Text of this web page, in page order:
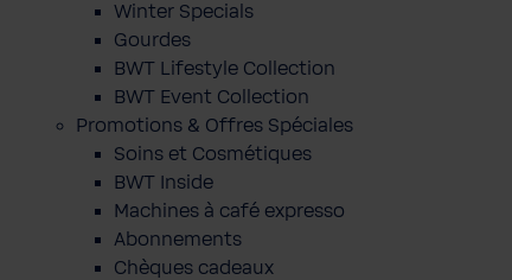
Winter Specials
Gourdes
BWT Lifestyle Collection
BWT Event Collection
Promotions & Offres Spéciales
Soins et Cosmétiques
BWT Inside
Machines à café expresso
Abonnements
Chèques cadeaux